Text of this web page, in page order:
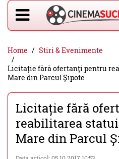
Home
Stiri & Evenimente
Licitație fără ofertanți pentru
Mare din Parcul Șipote
Licitație fără
reabilitarea
Mare din Parcul